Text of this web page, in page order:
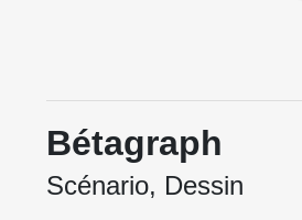
Bétagraph
Scénario, Dessin